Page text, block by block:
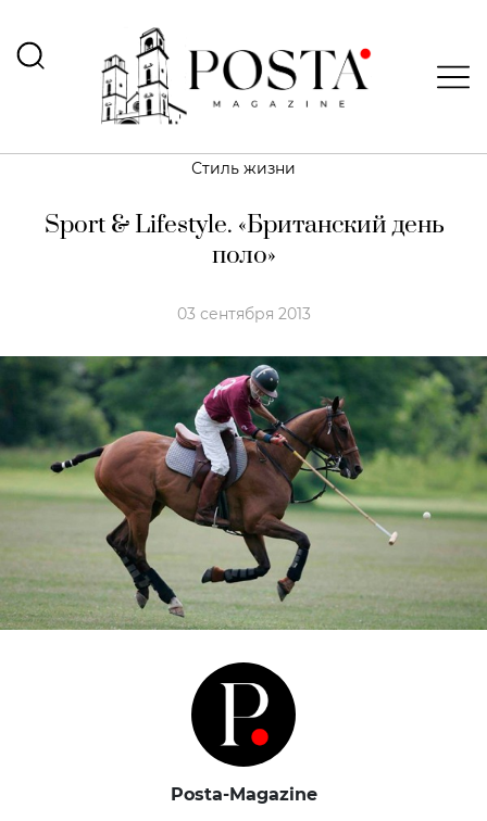
Стиль жизни
Sport & Lifestyle. «Британский день
поло»
03 сентября 2013
Posta-Magazine